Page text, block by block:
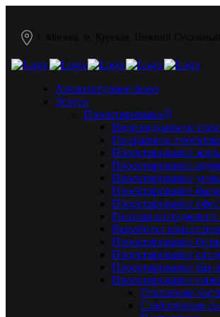
г. Москва, м. Курская, Нижний
Архитектурное бюро
Услуги
Проектирование
Индивидуальное
Генеральное
Проектирование
Проектирование
Проектирование
Проектирование
Проектирование
Генплан коттеджного
Разработка
Проектирование
Проектирование
Проектирование баз
Проектирование
Отопление
Слаботочные